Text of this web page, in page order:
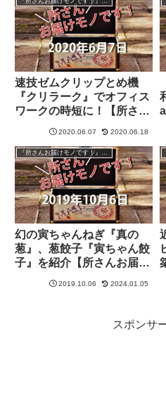
速技ゼムクリップとめ機
『クリラーク』でオフィス
ワークの時短に！【所さん
お届けモノです！】
2020.06.07 2020.06.18
『所さんお届けモノです！』過去の紹介品
幻の寅ちゃんねぎ『真の
葱』、葱餃子『寅ちゃん餃
子』を紹介【所さんお届け
モノです！】
2019.10.06 2024.01.05
スポンサ